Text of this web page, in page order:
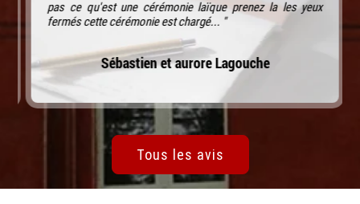
pas ce qu'est une cérémonie laïque prenez la les yeux
fermés cette cérémonie est chargé... "
Sébastien et aurore Lagouche
Tous les avis